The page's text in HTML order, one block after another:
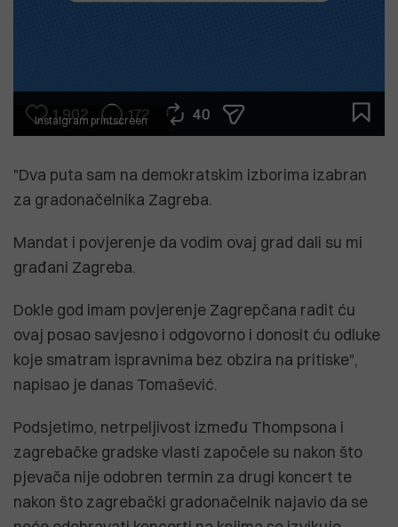
Instalgram printscreen
"Dva puta sam na demokratskim izborima izabran
za gradonačelnika Zagreba.
Mandat i povjerenje da vodim ovaj grad dali su mi
građani Zagreba.
Dokle god imam povjerenje Zagrepčana radit ću
ovaj posao savjesno i odgovorno i donosit ću odluke
koje smatram ispravnima bez obzira na pritiske",
napisao je danas Tomašević.
Podsjetimo, netrpeljivost između Thompsona i
zagrebačke gradske vlasti započele su nakon što
pjevača nije odobren termin za drugi koncert te
nakon što zagrebački gradonačelnik najavio da se